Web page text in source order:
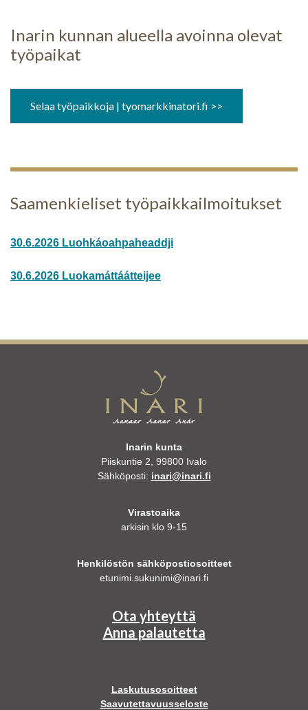
Inarin kunnan alueella avoinna olevat
työpaikat
Selaa työpaikkoja | tyomarkkinatori.fi >>
Saamenkieliset työpaikkailmoitukset
30.6.2026 Luohkáoahpaheaddji
30.6.2026 Luokamáttáátteijee
Inarin kunta
Piiskuntie 2, 99800 Ivalo
Sähköposti: inari@inari.fi
Virastoaika
arkisin klo 9-15
Henkilöstön sähköpostiosoitteet
etunimi.sukunimi@inari.fi
Ota yhteyttä
Anna palautetta
Laskutusosoitteet
Saavutettavuusseloste